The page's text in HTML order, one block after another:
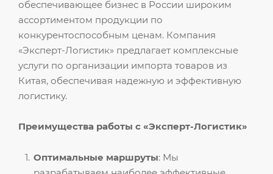
обеспечивающее бизнес в России широким
ассортиментом продукции по
конкурентоспособным ценам. Компания
«Эксперт-Логистик» предлагает комплексные
услуги по организации импорта товаров из
Китая, обеспечивая надежную и эффективную
логистику.
Преимущества работы с «Эксперт-Логистик»
Оптимальные маршруты: Мы